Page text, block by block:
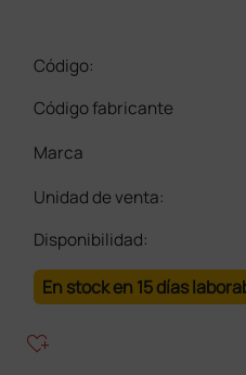
Código:
Código fabricante
Marca
Unidad de venta:
Disponibilidad:
En stock en 15 días
heart_plus